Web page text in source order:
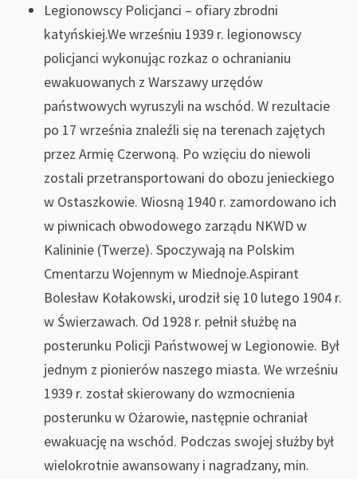
Legionowscy Policjanci – ofiary zbrodni
katyńskiej.We wrześniu 1939 r. legionowscy
policjanci wykonując rozkaz o ochranianiu
ewakuowanych z Warszawy urzędów
państwowych wyruszyli na wschód. W rezultacie
po 17 września znaleźli się na terenach zajętych
przez Armię Czerwoną. Po wzięciu do niewoli
zostali przetransportowani do obozu jenieckiego
w Ostaszkowie. Wiosną 1940 r. zamordowano ich
w piwnicach obwodowego zarządu NKWD w
Kalininie (Twerze). Spoczywają na Polskim
Cmentarzu Wojennym w Miednoje.Aspirant
Bolesław Kołakowski, urodził się 10 lutego 1904 r.
w Świerzawach. Od 1928 r. pełnił służbę na
posterunku Policji Państwowej w Legionowie. Był
jednym z pionierów naszego miasta. We wrześniu
1939 r. został skierowany do wzmocnienia
posterunku w Ożarowie, następnie ochraniał
ewakuację na wschód. Podczas swojej służby był
wielokrotnie awansowany i nagradzany, min.